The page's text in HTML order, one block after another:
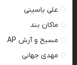
علی یاسینی
ماکان بند
مسیح و آرش AP
مهدی جهانی